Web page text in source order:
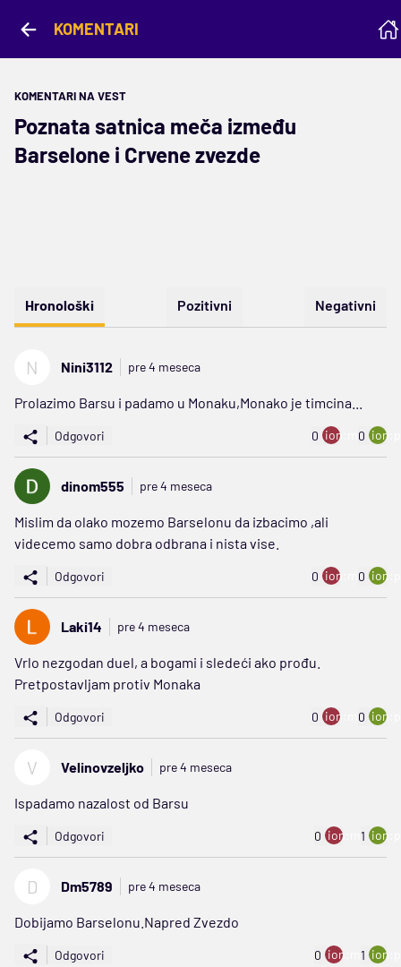
KOMENTARI
KOMENTARI NA VEST
Poznata satnica meča između
Barselone i Crvene zvezde
Hronološki Pozitivni Negativni
N Nini3112 pre 4 meseca
Prolazimo Barsu i padamo u Monaku,Monako je timcina...
Odgovori 0 ion:minus
0
dinom555 pre 4 meseca
Mislim da olako mozemo Barselonu da izbacimo ,ali
videcemo samo dobra odbrana i nista vise.
Odgovori 0 ion:minus
0
Laki14 pre 4 meseca
Vrlo nezgodan duel, a bogami i sledeći ako prođu.
Pretpostavljam protiv Monaka
Odgovori 0 ion:minus
0
V Velinovzeljko pre 4 meseca
Ispadamo nazalost od Barsu
Odgovori 0 ion:minus
1
D Dm5789 pre 4 meseca
Dobijamo Barselonu.Napred Zvezdo
Odgovori 0 ion:minus
1